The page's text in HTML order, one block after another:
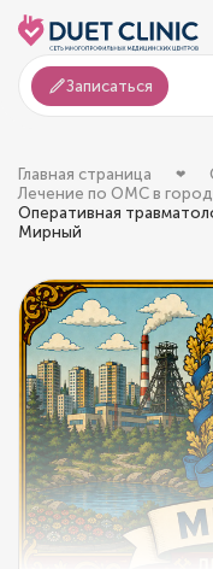
Записаться
Главная страница
Лечение по ОМС в
Оперативная
Мирный